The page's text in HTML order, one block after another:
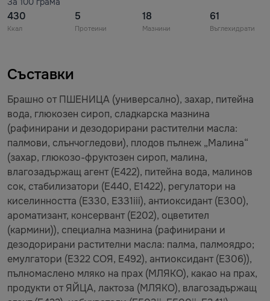
430
Ккал
5
Протеини
18
Мазнини
61
Въглехидрати
Съставки
Брашно от ПШЕНИЦА (универсално), захар, питейна
вода, глюкозен сироп, сладкарска мазнина
(рафинирани и дезодорирани растителни масла:
палмови, слънчогледови), плодов пълнеж „Малина“
(захар, глюкозо-фруктозен сироп, малина,
влагозадържащ агент (E422), питейна вода, малинов
сок, стабилизатори (E440, E1422), регулатори на
киселинността (E330, E331iii), антиоксидант (E300),
ароматизант, консервант (E202), оцветител
(кармини)), специална мазнина (рафинирани и
дезодорирани растителни масла: палма, палмоядро;
емулгатори (E322 СОЯ, E492), антиоксидант (E306)),
пълномаслено мляко на прах (МЛЯКО), какао на прах,
продукти от ЯЙЦА, лактоза (МЛЯКО), влагозадържащ